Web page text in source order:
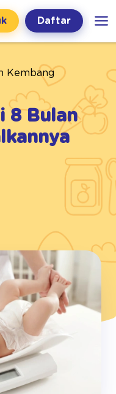
Daftar
Kembang
8 Bulan